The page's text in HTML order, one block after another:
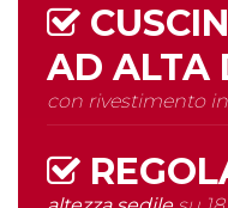
AD ALTA
con rivestimento